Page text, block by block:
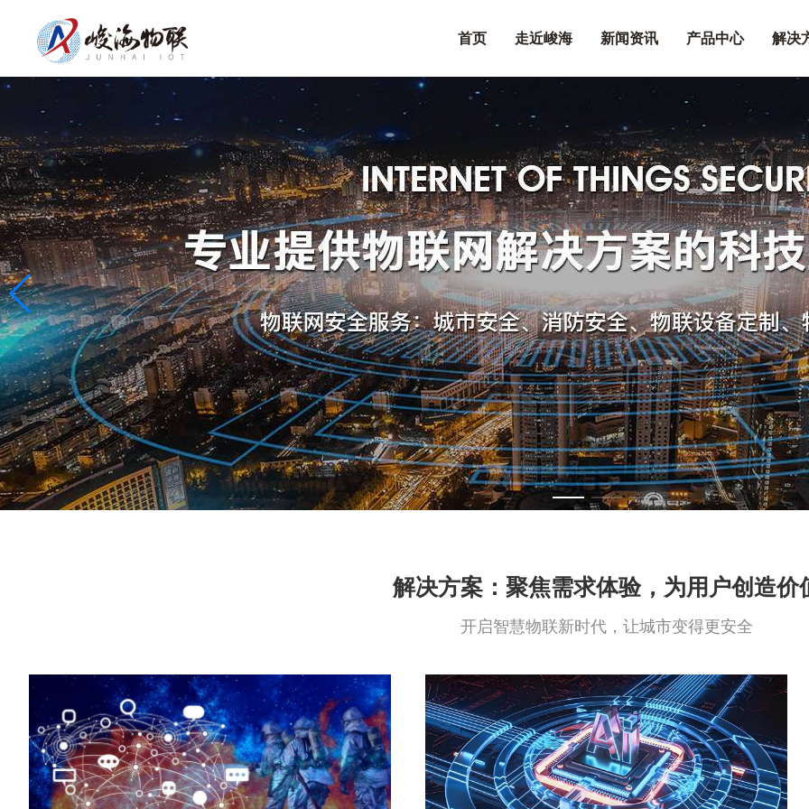
首页 走近峻海 新闻资讯 产品中心 解决
解决方案：聚焦需求体验，为用户创造价
开启智慧物联新时代，让城市变得更安全